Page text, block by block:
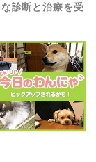
診断と治療を受